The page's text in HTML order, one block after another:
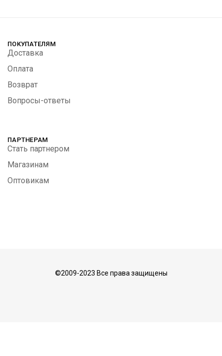
ПОКУПАТЕЛЯМ
Доставка
Оплата
Возврат
Вопросы-ответы
ПАРТНЕРАМ
Стать партнером
Магазинам
Оптовикам
©2009-2023 Все права защищены